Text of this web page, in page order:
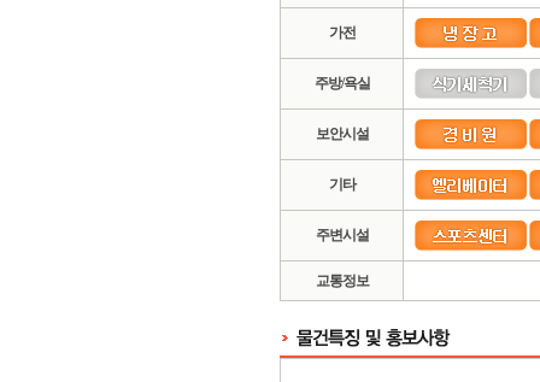
가전
주방/욕실
보안시설
기타
주변시설
교통정보